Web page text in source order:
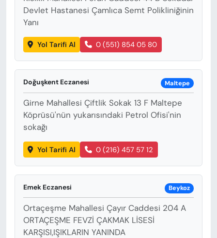
Devlet Hastanesi Çamlıca Semt Polikliniğinin
Yanı
Yol Tarifi Al 0 (551) 854 05 80
Doğuşkent Eczanesi Maltepe
Girne Mahallesi Çiftlik Sokak 13 F Maltepe
Köprüsü'nün yukarısındaki Petrol Ofisi'nin
sokağı
Yol Tarifi Al 0 (216) 457 57 12
Emek Eczanesi Beykoz
Ortaçeşme Mahallesi Çayır Caddesi 204 A
ORTAÇEŞME FEVZİ ÇAKMAK LİSESİ
KARŞISI,IŞIKLARIN YANINDA